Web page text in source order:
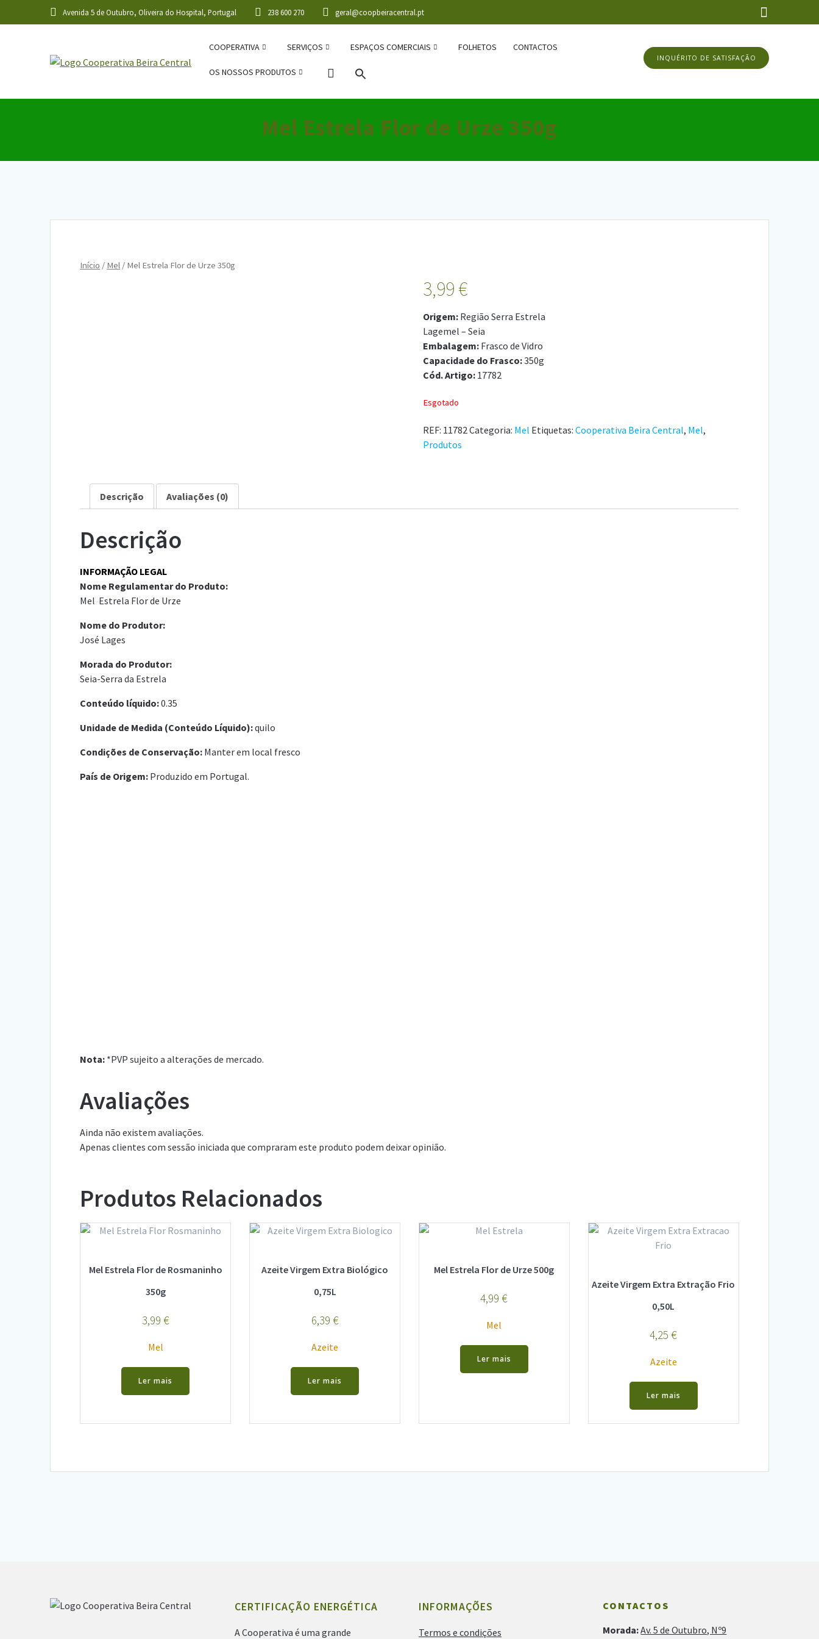
to
Avenida 5 de Outubro, Oliveira do Hospital, Portugal 238 600 270 geral@coopbeiracentral.pt
COOPERATIVA SERVIÇOS ESPAÇOS COMERCIAIS FOLHETOS CONTACTOS
OS NOSSOS PRODUTOS
INQUÉRITO DE SATISFAÇÃO
Mel Estrela Flor de Urze 350g
Início / Mel / Mel Estrela Flor de Urze 350g
3,99 €
Origem:Região Serra Estrela
Lagemel – Seia
Embalagem:Frasco de Vidro
Capacidade do Frasco:350g
Cód. Artigo:17782
Esgotado
REF: 11782 Categoria: Mel Etiquetas: Cooperativa Beira Central, Mel,
Produtos
Descrição Avaliações (0)
Descrição
INFORMAÇÃO LEGAL
Nome Regulamentar do Produto:
Mel Estrela Flor de Urze
Nome do Produtor:
José Lages
Morada do Produtor:
Seia-Serra da Estrela
Conteúdo líquido:0.35
Unidade de Medida (Conteúdo Líquido):quilo
Condições de Conservação: Manter em local fresco
País de Origem: Produzido em Portugal.
Nota: *PVP sujeito a alterações de mercado.
Avaliações
Ainda não existem avaliações.
Apenas clientes com sessão iniciada que compraram este produto podem deixar opinião.
Produtos Relacionados
Mel Estrela Flor de Rosmaninho
350g
3,99 €
Mel
Ler mais
Azeite Virgem Extra Biológico
0,75L
6,39 €
Azeite
Ler mais
Mel Estrela Flor de Urze 500g
4,99 €
Mel
Ler mais
Azeite Virgem Extra Extração Frio
0,50L
4,25 €
Azeite
Ler mais
CERTIFICAÇÃO ENERGÉTICA
A Cooperativa é uma grande
INFORMAÇÕES
Termos e condições
CONTACTOS
Morada:Av. 5 de Outubro, Nº9